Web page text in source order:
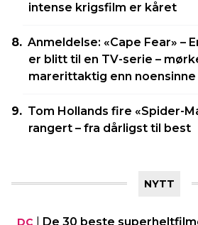
intense krigsfilm er kåret
Anmeldelse: «Cape Fear» –
er blitt til en TV-serie –
marerittaktig enn noensinne
Tom Hollands fire «Spider-
rangert – fra dårligst til best
NYTT
DC
De 30 beste